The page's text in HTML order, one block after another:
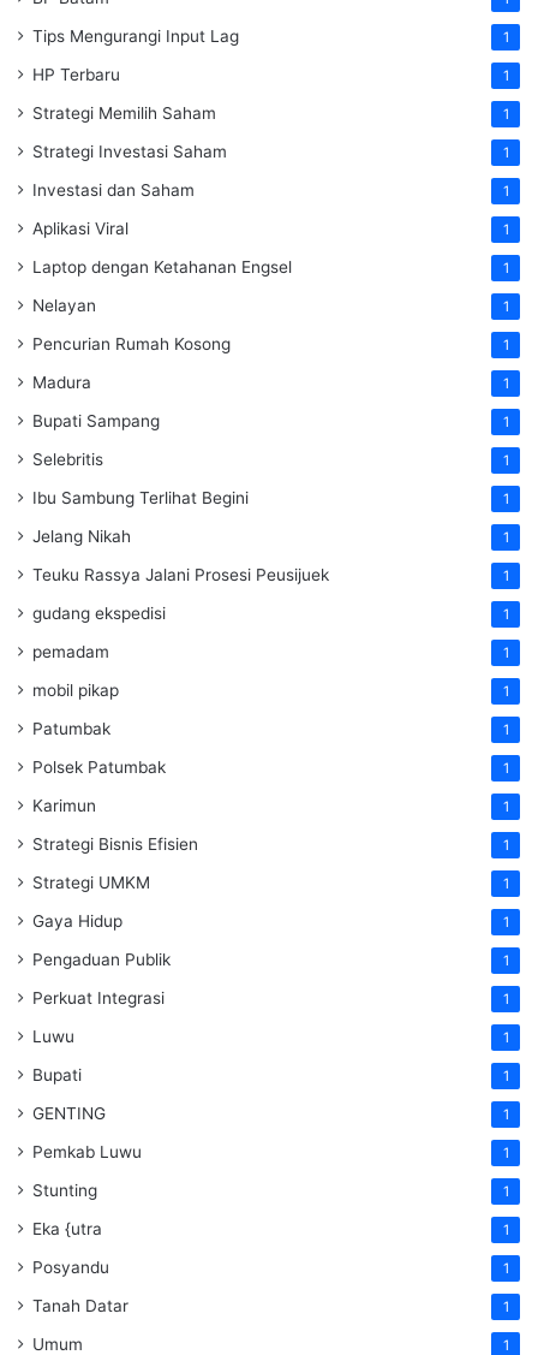
Tips Mengurangi Input Lag 1
HP Terbaru 1
Strategi Memilih Saham 1
Strategi Investasi Saham 1
Investasi dan Saham 1
Aplikasi Viral 1
Laptop dengan Ketahanan Engsel 1
Nelayan 1
Pencurian Rumah Kosong 1
Madura 1
Bupati Sampang 1
Selebritis 1
Ibu Sambung Terlihat Begini 1
Jelang Nikah 1
Teuku Rassya Jalani Prosesi Peusijuek 1
gudang ekspedisi 1
pemadam 1
mobil pikap 1
Patumbak 1
Polsek Patumbak 1
Karimun 1
Strategi Bisnis Efisien 1
Strategi UMKM 1
Gaya Hidup 1
Pengaduan Publik 1
Perkuat Integrasi 1
Luwu 1
Bupati 1
GENTING 1
Pemkab Luwu 1
Stunting 1
Eka {utra 1
Posyandu 1
Tanah Datar 1
Umum 1